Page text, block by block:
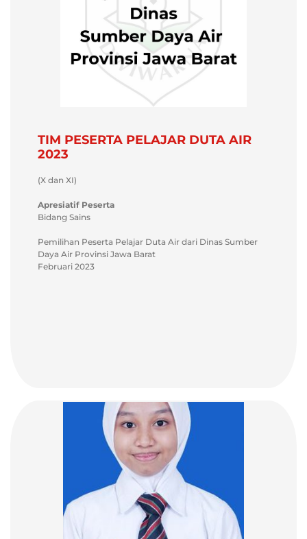
TIM PESERTA PELAJAR DUTA AIR
2023
(X dan XI)
Apresiatif Peserta
Bidang Sains
Pemilihan Peserta Pelajar Duta Air dari Dinas Sumber
Daya Air Provinsi Jawa Barat
Februari 2023